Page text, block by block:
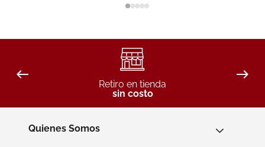
Retiro en tienda
sin costo
Quienes Somos